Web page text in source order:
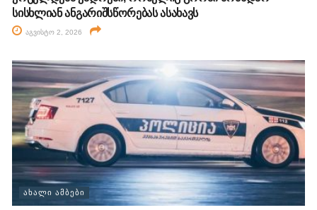
სისხლიან ანგარიშსწორებას ასახავს
აგვისტო 2, 2026
ᲐᲮᲐᲚᲘ ᲐᲛᲑᲔᲑᲘ